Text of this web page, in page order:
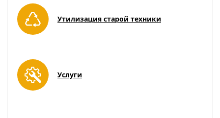
Утилизация старой техники
Услуги